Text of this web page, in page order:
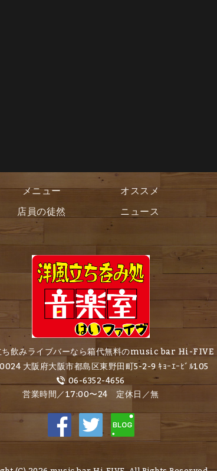
メニュー オススメ
店員の徒然 ニュース
ち飲みライブバーなら箱代無料のmusic bar Hi-FIVE
大阪府大阪市都島区東野田町5-2-9 ｷｮｰｴｰﾋﾞﾙ105
06-6352-4656
営業時間／17:00〜24 定休日／無